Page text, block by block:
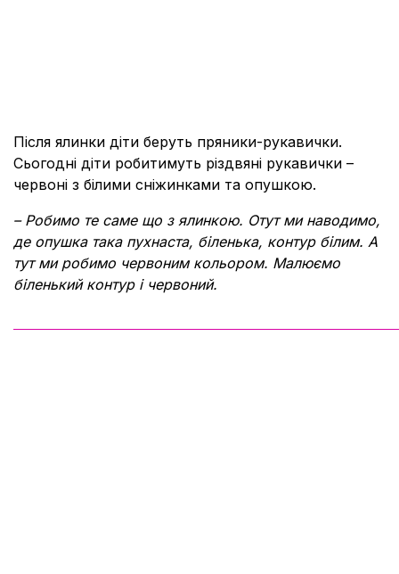
Після ялинки діти беруть пряники-рукавички.
Сьогодні діти робитимуть різдвяні рукавички –
червоні з білими сніжинками та опушкою.
– Робимо те саме що з ялинкою. Отут ми наводимо,
де опушка така пухнаста, біленька, контур білим. А
тут ми робимо червоним кольором. Малюємо
біленький контур і червоний.